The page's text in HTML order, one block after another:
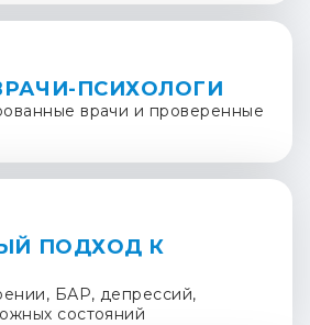
ПСИХОЛОГИ
врачи и проверенные
ПОДХОД К
БАР, депрессий,
состояний